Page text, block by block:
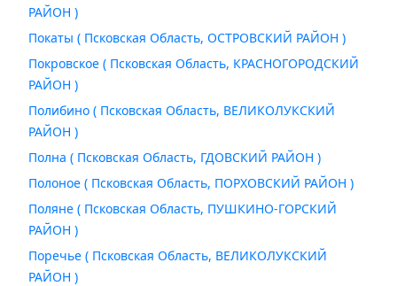
РАЙОН )
Покаты ( Псковская Область, ОСТРОВСКИЙ РАЙОН )
Покровское ( Псковская Область, КРАСНОГОРОДСКИЙ
РАЙОН )
Полибино ( Псковская Область, ВЕЛИКОЛУКСКИЙ
РАЙОН )
Полна ( Псковская Область, ГДОВСКИЙ РАЙОН )
Полоное ( Псковская Область, ПОРХОВСКИЙ РАЙОН )
Поляне ( Псковская Область, ПУШКИНО-ГОРСКИЙ
РАЙОН )
Поречье ( Псковская Область, ВЕЛИКОЛУКСКИЙ
РАЙОН )